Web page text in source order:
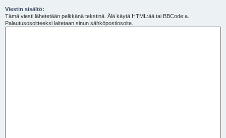
Viestin sisältö:
Tämä viesti lähetetään pelkkänä tekstinä. Älä käytä HTML:ää tai BBCode:a.
Palautusosoitteeksi laitetaan sinun sähköpostiosoite.